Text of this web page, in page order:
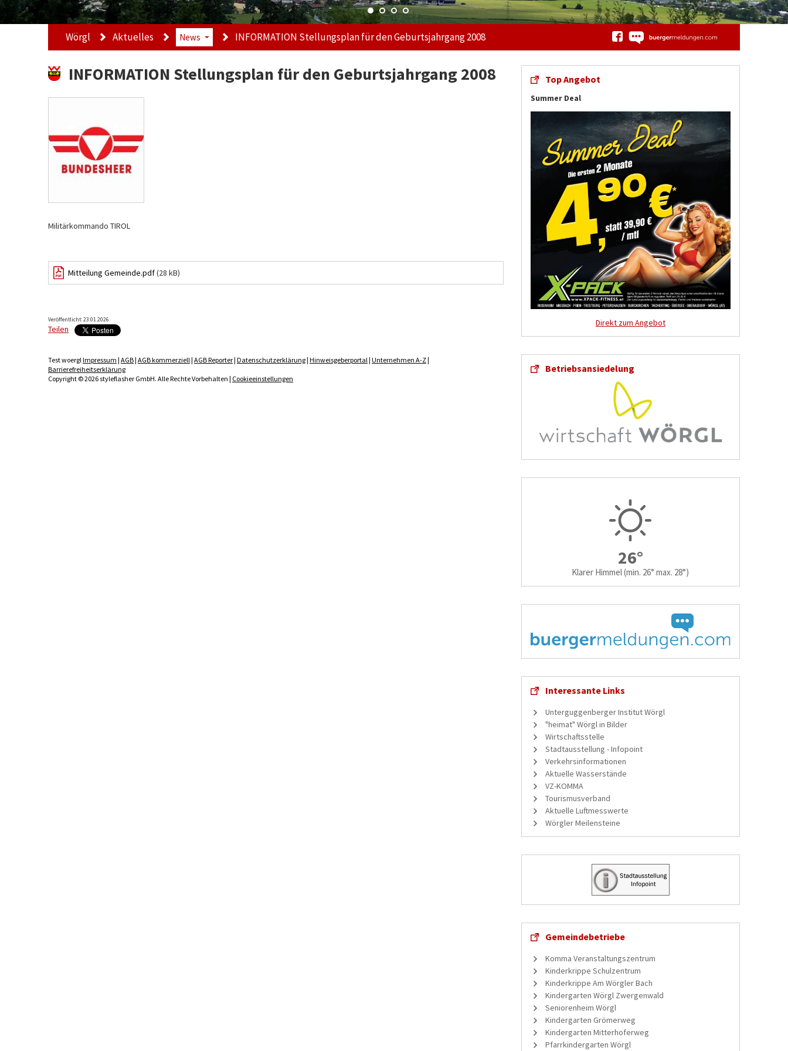
Wörgl Aktuelles News INFORMATION Stellungsplan für den Geburtsjahrgang 2008
INFORMATION Stellungsplan für den Geburtsjahrgang 2008
Militärkommando TIROL
Mitteilung Gemeinde.pdf(28 kB)
Veröffentlicht: 23.01.2026
Teilen
Test woergl Impressum | AGB| AGB kommerziell | AGB Reporter| Datenschutzerklärung| Hinweisgeberportal | Unternehmen A-Z|
Barrierefreiheitserklärung
Copyright © 2026 styleflasher GmbH. Alle Rechte Vorbehalten | Cookieeinstellungen
Top Angebot
Summer Deal
Direkt zum Angebot
Betriebsansiedelung
26°
Klarer Himmel(min. 26° max. 28°)
Interessante Links
Unterguggenberger Institut Wörgl
"heimat" Wörgl in Bilder
Wirtschaftsstelle
Stadtausstellung - Infopoint
Verkehrsinformationen
Aktuelle Wasserstände
VZ-KOMMA
Tourismusverband
Aktuelle Luftmesswerte
Wörgler Meilensteine
Gemeindebetriebe
Komma Veranstaltungszentrum
Kinderkrippe Schulzentrum
Kinderkrippe Am Wörgler Bach
Kindergarten Wörgl Zwergenwald
Seniorenheim Wörgl
Kindergarten Grömerweg
Kindergarten Mitterhoferweg
Pfarrkindergarten Wörgl